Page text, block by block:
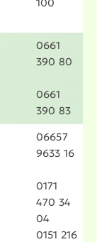
100
0661
390 80
0661
390 83
06657
9633 16
0171
470 34
04
0151 216